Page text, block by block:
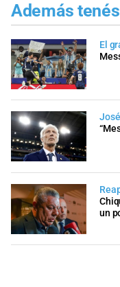
Además
El
un